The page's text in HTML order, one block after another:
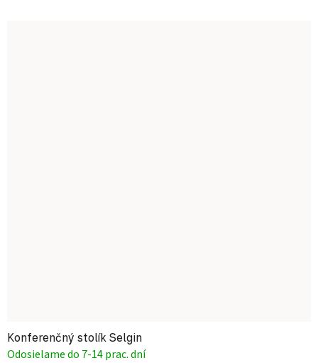
Konferenčný stolík Selgin
Odosielame do 7-14 prac. dní